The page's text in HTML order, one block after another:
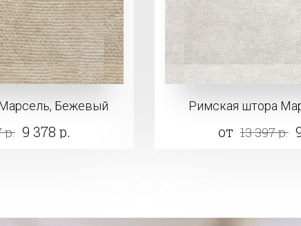
Бежевый
р. 9 378 р.
Римская штора
от 13 397 р.